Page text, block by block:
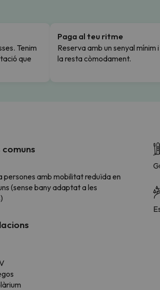
Tenim
que
Paga al teu ritme
Reserva amb un senyal mínim
la resta còmodament.
comuns
persones amb mobilitat reduïda en
(sense bany adaptat a les